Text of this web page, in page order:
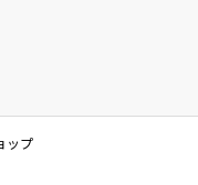
ップ